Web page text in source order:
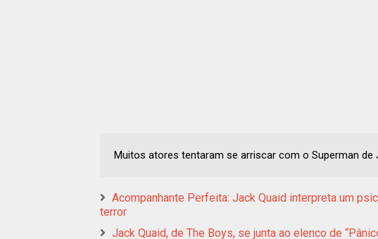
Muitos atores tentaram se arriscar com o Superman de
Acompanhante Perfeita: Jack Quaid interpreta um
terror
Jack Quaid, de The Boys, se junta ao elenco de